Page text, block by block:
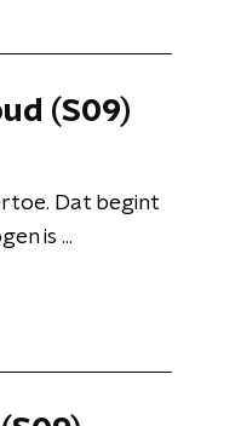
(S09)
Dat begint
is ...